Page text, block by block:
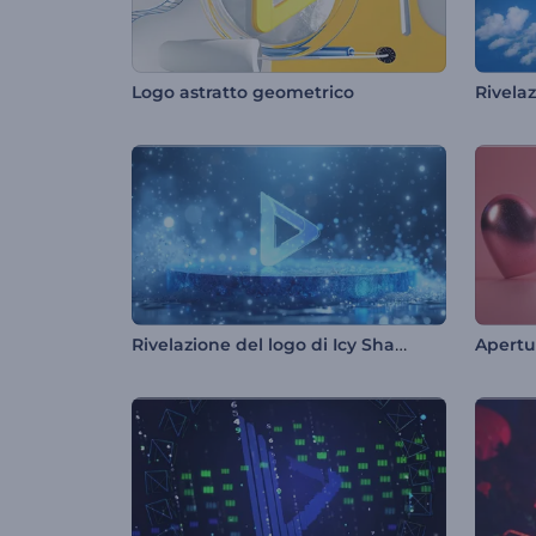
Logo astratto geometrico
Rivelazione del logo di Icy Shards